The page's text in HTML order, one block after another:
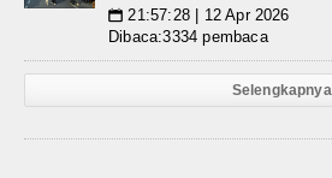
📅 21:57:28 | 12 Apr 2026
Dibaca:3334 pembaca
Selengkapnya